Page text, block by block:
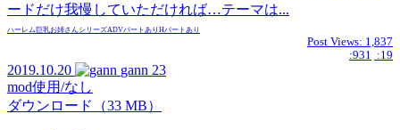
ードだけ我慢していただければ…テーマは...
ハーレム巨乳お姉さんシリーズADVパートあり Hパートあり
Post Views: 1,837
:931 :19
2019.10.20 gann 23
mod使用/なし
ダウンロード（33 MB）